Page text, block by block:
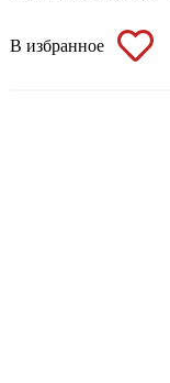
В избранное